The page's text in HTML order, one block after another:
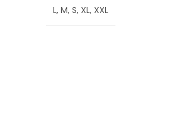
L, M, S, XL, XXL